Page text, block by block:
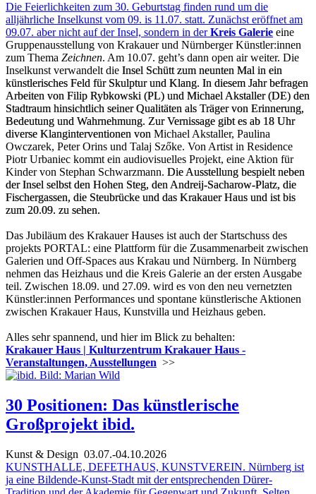
Die Feierlichkeiten zum 30. Geburtstag finden rund um die
alljährliche Inselkunst vom 09. is 11.07. statt. Zunächst eröffnet am
09.07. aber nicht auf der Insel, sondern in derKreis Galerie eine
Gruppenausstellung von Krakauer und Nürnberger Künstler:innen
zum Thema Zeichnen. Am 10.07. geht’s dann open air weiter. Die
Inselkunst verwandelt die Insel Schütt zum neunten Mal in ein
künstlerisches Feld für Skulptur und Klang. In diesem Jahr befragen
Arbeiten von Filip Rybkowski (PL) und Michael Akstaller (DE) den
Stadtraum hinsichtlich seiner Qualitäten als Träger von Erinnerung,
Bedeutung und Wahrnehmung. Zur Vernissage gibt es ab 18 Uhr
diverse Klanginterventionen von Michael Akstaller, Paulina
Owczarek, Peter Orins und Talaj Szőke. Von Artist in Residence
Piotr Urbaniec kommt ein audiovisuelles Projekt, eine Aktion für
Kinder von Stephan Schwarzmann. Die Ausstellung bespielt neben
der Insel selbst den Hohen Steg, den Andreij-Sacharow-Platz, die
Fischergassen, die Steubrücke und das Krakauer Haus und ist bis
zum 20.09. zu sehen.
Das Jubiläum des Krakauer Hauses ist auch der Startschuss des
projekts PORTAL: eine Plattform für die Zusammenarbeit zwischen
Galerien und Off-Spaces aus Krakau und Nürnberg. In Nürnberg
nehmen das Heizhaus und die Kreis Galerie an der ersten Ausgabe
teil. Zwischen 18.09. und 27.09. wird es von den neu vernetzten
Künstler:innen Performances und spontane künstlerische Aktionen
zwischen Krakauer Haus, Kunstvilla und Heizhaus geben.
Alles sehr spannend, und hier im Blick zu behalten:
Krakauer Haus | Kulturzentrum Krakauer Haus -
Veranstaltungen, Ausstellungen >>
30 Positionen: Das künstlerische
Großprojekt ibid.
Kunst & Design 03.07.-04.10.2026
KUNSTHALLE, DEFETHAUS, KUNSTVEREIN. Nürnberg ist
ja eine Bildende-Kunst-Stadt mit der entsprechenden Dürer-